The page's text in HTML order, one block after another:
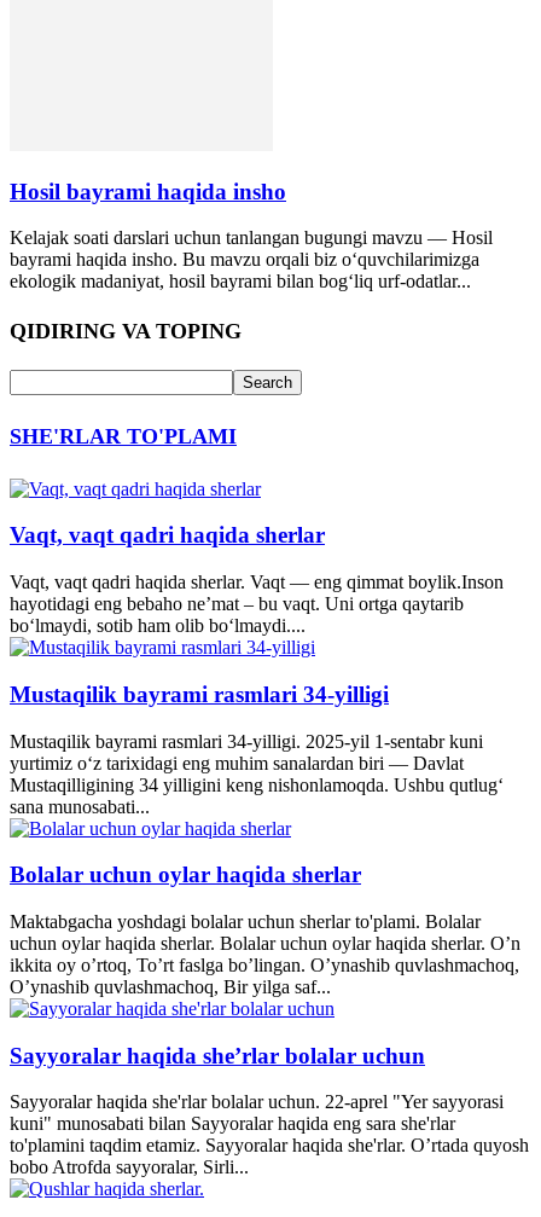
Hosil bayrami haqida insho
Kelajak soati darslari uchun tanlangan bugungi mavzu — Hosil
bayrami haqida insho. Bu mavzu orqali biz o‘quvchilarimizga
ekologik madaniyat, hosil bayrami bilan bog‘liq urf-odatlar...
QIDIRING VA TOPING
SHE'RLAR TO'PLAMI
Vaqt, vaqt qadri haqida sherlar
Vaqt, vaqt qadri haqida sherlar. Vaqt — eng qimmat boylik.Inson
hayotidagi eng bebaho ne’mat – bu vaqt. Uni ortga qaytarib
bo‘lmaydi, sotib ham olib bo‘lmaydi....
Mustaqilik bayrami rasmlari 34-yilligi
Mustaqilik bayrami rasmlari 34-yilligi. 2025-yil 1-sentabr kuni
yurtimiz o‘z tarixidagi eng muhim sanalardan biri — Davlat
Mustaqilligining 34 yilligini keng nishonlamoqda. Ushbu qutlug‘
sana munosabati...
Bolalar uchun oylar haqida sherlar
Maktabgacha yoshdagi bolalar uchun sherlar to'plami. Bolalar
uchun oylar haqida sherlar. Bolalar uchun oylar haqida sherlar. O’n
ikkita oy o’rtoq, To’rt faslga bo’lingan. O’ynashib quvlashmachoq,
O’ynashib quvlashmachoq, Bir yilga saf...
Sayyoralar haqida she’rlar bolalar uchun
Sayyoralar haqida she'rlar bolalar uchun. 22-aprel "Yer sayyorasi
kuni" munosabati bilan Sayyoralar haqida eng sara she'rlar
to'plamini taqdim etamiz. Sayyoralar haqida she'rlar. O’rtada quyosh
bobo Atrofda sayyoralar, Sirli...